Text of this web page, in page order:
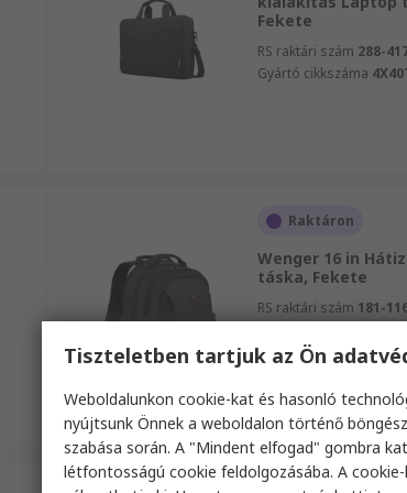
Fekete
RS raktári szám 288-
Gyártó cikkszáma
Raktáron
Wenger 16 in
táska, Fekete
RS raktári szám 181-
Tiszteletben tartjuk az Ön
Weboldalunkon cookie-kat és hasonló
nyújtsunk Önnek a weboldalon történő
szabása során. A "Mindent elfogad" gombra
létfontosságú cookie feldolgozásába. A